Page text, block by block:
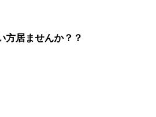
方居ませんか？？